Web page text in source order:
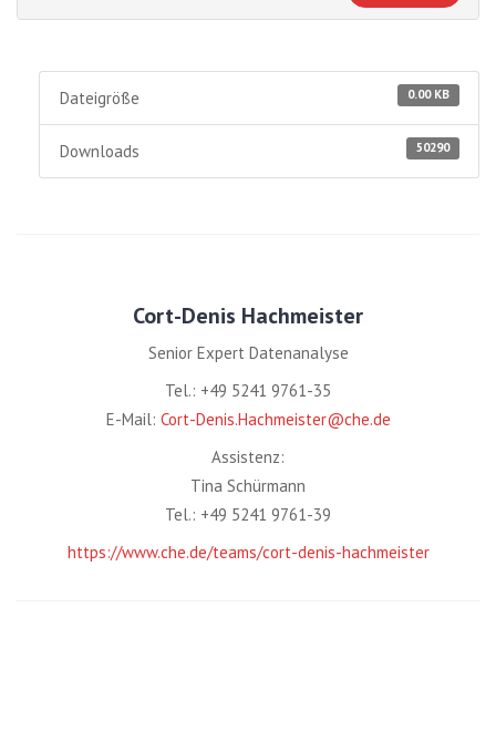
0.00 KB
Dateigröße
50290
Downloads
Cort-Denis Hachmeister
Senior Expert Datenanalyse
Tel.: +49 5241 9761-35
E-Mail: Cort-Denis.Hachmeister@che.de
Assistenz:
Tina Schürmann
Tel.: +49 5241 9761-39
https://www.che.de/teams/cort-denis-hachmeister